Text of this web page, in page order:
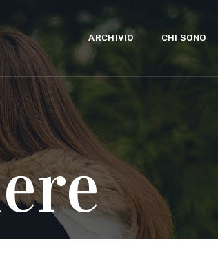
ARCHIVIO CHI SONO